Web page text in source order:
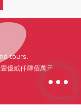
tours.
億貳仟肆佰萬元